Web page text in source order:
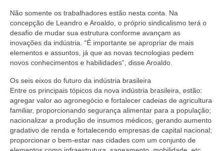
Não somente os trabalhadores estão nesta conta. Na
concepção de Leandro e Aroaldo, o próprio sindicalismo terá o
desafio de mudar sua estrutura conforme avançam as
inovações da indústria. “É importante se apropriar de mais
elementos e assuntos, já que as novas tecnologias pedem
novos conhecimentos e habilidades”, disse Aroaldo.
Os seis eixos do futuro da indústria brasileira
Entre os principais tópicos da nova indústria brasileira, estão:
agregar valor ao agronegócio e fortalecer cadeias de agricultura
familiar, proporcionando segurança alimentar para a população;
nacionalizar a produção de insumos médicos, gerando aumento
gradativo de renda e fortalecendo empresas de capital nacional;
proporcionar o bem-estar nas cidades com um conjunto de